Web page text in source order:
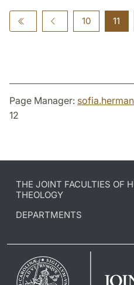
10 11
Page Manager:
12
THE JOINT FACULTIES OF
THEOLOGY
DEPARTMENTS